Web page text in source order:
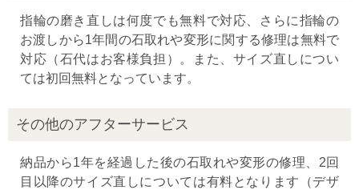
指輪の磨き直しは何度でも無料で対応、さらに指輪の
お渡しから1年間の石取れや変形に関する修理は無料で
対応（石代はお客様負担）。また、サイズ直しについ
ては初回無料となっています。
その他のアフターサービス
納品から1年を経過した後の石取れや変形の修理、2回
目以降のサイズ直しについては有料となります（デザ